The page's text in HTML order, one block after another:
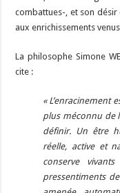
combattues-, et son
aux enrichissements
La philosophe Simone
cite :
« L’enracinement
plus méconnu de
définir. Un être
réelle, active et
conserve
pressentiments